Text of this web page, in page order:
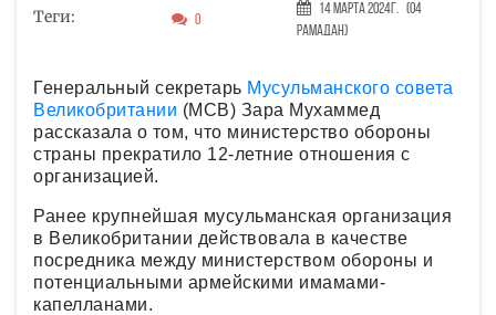
Теги: 0
14 Марта 2024г.
(04
Рамадан)
Генеральный секретарь Мусульманского совета
Великобритании (MCB) Зара Мухаммед
рассказала о том, что министерство обороны
страны прекратило 12-летние отношения с
организацией.
Ранее крупнейшая мусульманская организация
в Великобритании действовала в качестве
посредника между министерством обороны и
потенциальными армейскими имамами-
капелланами.